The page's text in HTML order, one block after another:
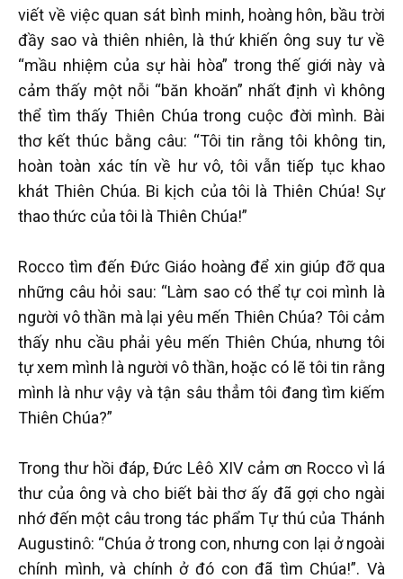
viết về việc quan sát bình minh, hoàng hôn, bầu trời
đầy sao và thiên nhiên, là thứ khiến ông suy tư về
“mầu nhiệm của sự hài hòa” trong thế giới này và
cảm thấy một nỗi “băn khoăn” nhất định vì không
thể tìm thấy Thiên Chúa trong cuộc đời mình. Bài
thơ kết thúc bằng câu: “Tôi tin rằng tôi không tin,
hoàn toàn xác tín về hư vô, tôi vẫn tiếp tục khao
khát Thiên Chúa. Bi kịch của tôi là Thiên Chúa! Sự
thao thức của tôi là Thiên Chúa!”
Rocco tìm đến Đức Giáo hoàng để xin giúp đỡ qua
những câu hỏi sau: “Làm sao có thể tự coi mình là
người vô thần mà lại yêu mến Thiên Chúa? Tôi cảm
thấy nhu cầu phải yêu mến Thiên Chúa, nhưng tôi
tự xem mình là người vô thần, hoặc có lẽ tôi tin rằng
mình là như vậy và tận sâu thẳm tôi đang tìm kiếm
Thiên Chúa?”
Trong thư hồi đáp, Đức Lêô XIV cảm ơn Rocco vì lá
thư của ông và cho biết bài thơ ấy đã gợi cho ngài
nhớ đến một câu trong tác phẩm Tự thú của Thánh
Augustinô: “Chúa ở trong con, nhưng con lại ở ngoài
chính mình, và chính ở đó con đã tìm Chúa!”. Và